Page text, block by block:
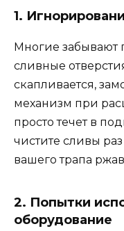
1.
Многие забывают
сливные
скапливается,
механизм при
просто течет в
чистите сливы
вашего трапа
2. Попытки
оборудование